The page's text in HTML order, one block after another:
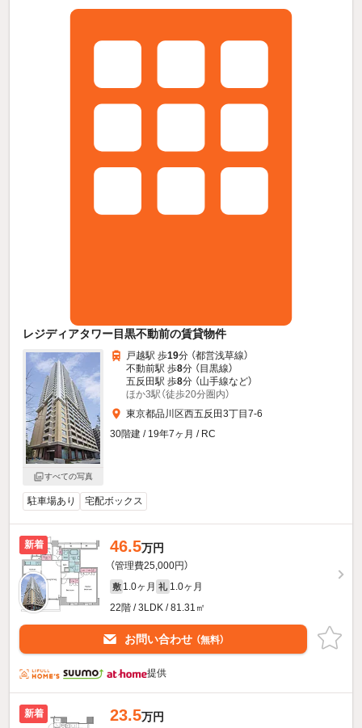
レジディアタワー目黒不動前の賃貸物件
すべての写真
戸越駅 歩19分 （都営浅草線）
不動前駅 歩8分 （目黒線）
五反田駅 歩8分 （山手線など）
ほか3駅（徒歩20分圏内）
東京都品川区西五反田3丁目7-6
30階建 / 19年7ヶ月 / RC
駐車場あり 宅配ボックス
新着 46.5万円
（管理費25,000円）
敷 1.0ヶ月 礼 1.0ヶ月
22階 / 3LDK / 81.31㎡
お問い合わせ （無料）
提供
新着 23.5万円